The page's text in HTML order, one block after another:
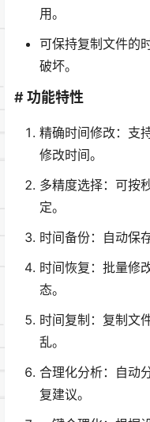
用。
可保持复制文件的
破坏。
# 功能特性
精确时间修改：支
修改时间。
多精度选择：可按
定。
时间备份：自动保
时间恢复：批量修
态。
时间复制：复制文
乱。
合理化分析：自动
复建议。